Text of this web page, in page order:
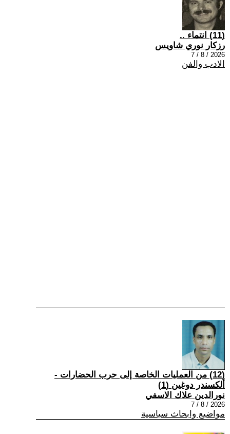
(11) انتماء ..
رزكار نوري شاويس
2026 / 8 / 7
الادب والفن
(12) من العمليات الخاصة إلى حرب الحضارات -
ألكسندر دوغين (1)
نورالدين علاك الاسفي
2026 / 8 / 7
مواضيع وابحاث سياسية